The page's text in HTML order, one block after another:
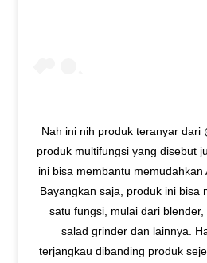
Nah ini nih produk teranyar dari
produk multifungsi yang disebut
ini bisa membantu memudahkan
Bayangkan saja, produk ini bisa
satu fungsi, mulai dari blender,
salad grinder dan lainnya.
terjangkau dibanding produk